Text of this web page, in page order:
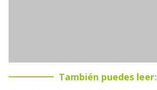
También puedes leer: